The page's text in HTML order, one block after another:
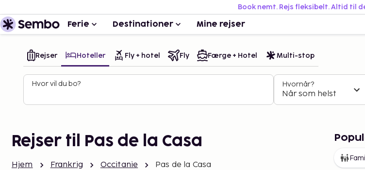
Book nemt. Rejs fleksibelt. Altid til
Ferie Destinationer Mine rejser
Rejser Hoteller Fly + hotel Fly Færge + Hotel Multi-stop
Hvor vil du bo? Hvornår?
Når som helst
Rejser til Pas de la Casa
Hjem Frankrig Occitanie Pas de la Casa